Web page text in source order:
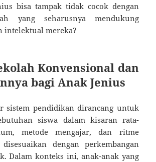
bisa tampak tidak cocok dengan
yang seharusnya mendukung
intelektual mereka?
Konvensional dan
bagi Anak Jenius
sistem pendidikan dirancang untuk
siswa dalam kisaran rata-
metode mengajar, dan ritme
disesuaikan dengan perkembangan
Dalam konteks ini, anak-anak yang